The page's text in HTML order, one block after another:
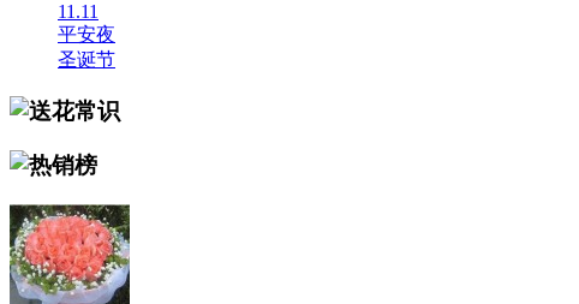
11.11
平安夜
圣诞节